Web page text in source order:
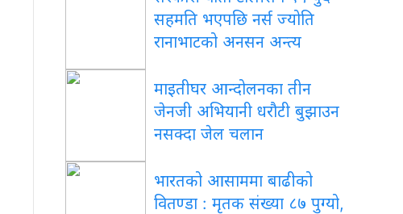
सहमति भएपछि नर्स ज्योति
रानाभाटको अनसन अन्त्य
माइतीघर आन्दोलनका तीन
जेनजी अभियानी धरौटी बुझाउन
नसक्दा जेल चलान
भारतको आसाममा बाढीको
वितण्डा : मृतक संख्या ८७ पुग्यो,